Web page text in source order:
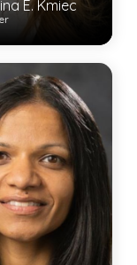
E. Kmiec
View Bio